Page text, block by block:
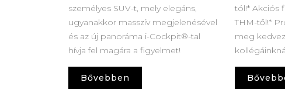
személyes SUV-t, mely elegáns,
ugyanakkor masszív megjelenésével
és az új panoráma i-Cockpit®-tal
hívja fel magára a figyelmet!
Bővebben
tól!* Akciós
THM-től!*
meg